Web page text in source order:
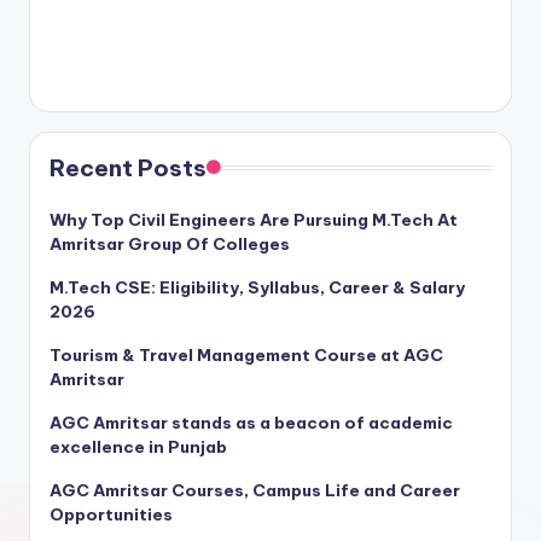
Recent Posts
Why Top Civil Engineers Are Pursuing M.Tech At
Amritsar Group Of Colleges
M.Tech CSE: Eligibility, Syllabus, Career & Salary
2026
Tourism & Travel Management Course at AGC
Amritsar
AGC Amritsar stands as a beacon of academic
excellence in Punjab
AGC Amritsar Courses, Campus Life and Career
Opportunities